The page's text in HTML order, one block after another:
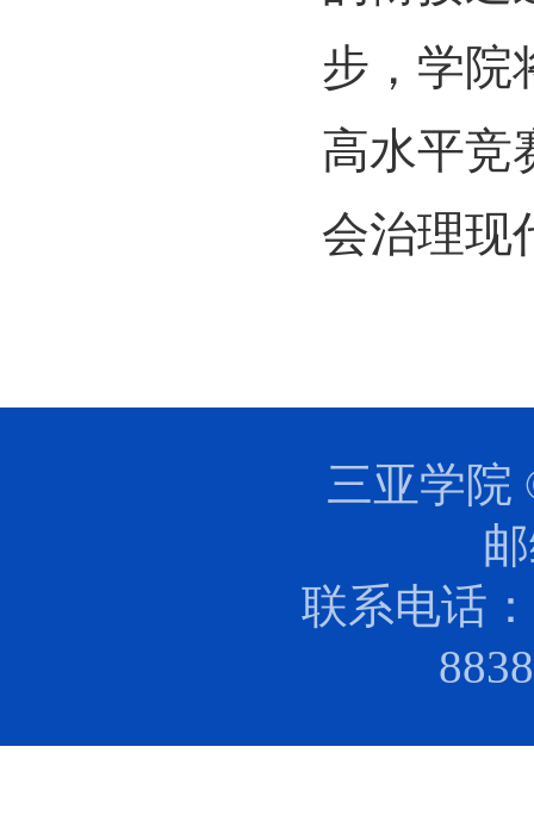
步，学院
高水平竞
会治理现
三亚学院
联系电话